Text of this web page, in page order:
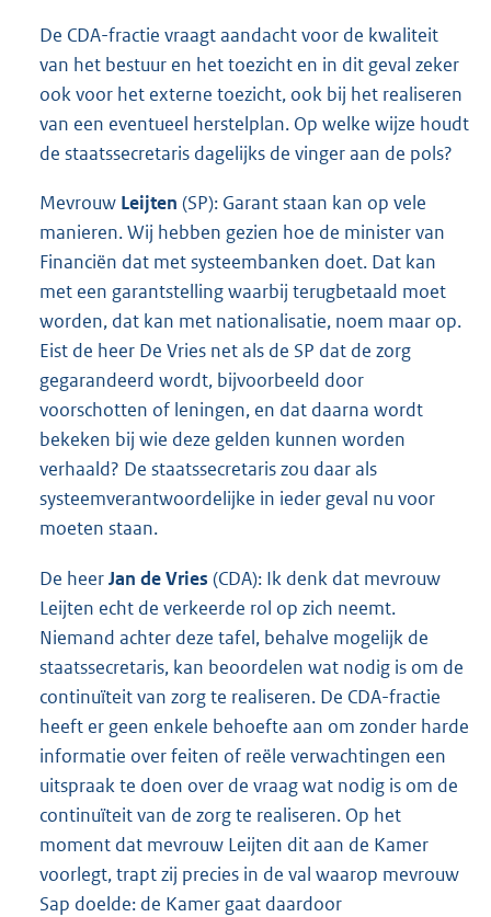
De CDA-fractie vraagt aandacht voor de kwaliteit
van het bestuur en het toezicht en in dit geval zeker
ook voor het externe toezicht, ook bij het realiseren
van een eventueel herstelplan. Op welke wijze houdt
de staatssecretaris dagelijks de vinger aan de pols?
Mevrouw Leijten (SP): Garant staan kan op vele
manieren. Wij hebben gezien hoe de minister van
Financiën dat met systeembanken doet. Dat kan
met een garantstelling waarbij terugbetaald moet
worden, dat kan met nationalisatie, noem maar op.
Eist de heer De Vries net als de SP dat de zorg
gegarandeerd wordt, bijvoorbeeld door
voorschotten of leningen, en dat daarna wordt
bekeken bij wie deze gelden kunnen worden
verhaald? De staatssecretaris zou daar als
systeemverantwoordelijke in ieder geval nu voor
moeten staan.
De heerJan de Vries (CDA): Ik denk dat mevrouw
Leijten echt de verkeerde rol op zich neemt.
Niemand achter deze tafel, behalve mogelijk de
staatssecretaris, kan beoordelen wat nodig is om de
continuïteit van zorg te realiseren. De CDA-fractie
heeft er geen enkele behoefte aan om zonder harde
informatie over feiten of reële verwachtingen een
uitspraak te doen over de vraag wat nodig is om de
continuïteit van de zorg te realiseren. Op het
moment dat mevrouw Leijten dit aan de Kamer
voorlegt, trapt zij precies in de val waarop mevrouw
Sap doelde: de Kamer gaat daardoor